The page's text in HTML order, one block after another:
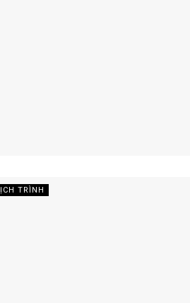
TRÌNH